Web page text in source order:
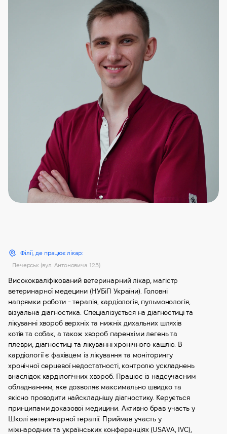
Філії, де працює лікар:
Печерськ (вул. Антоновича 125)
Висококваліфікований ветеринарний лікар, магістр
ветеринарної медецини (НУБіП України). Головні
напрямки роботи - терапія, кардіологія, пульмонологія,
візуальна діагностика. Спеціалізується на діагностиці та
лікуванні хвороб верхніх та нижніх дихальних шляхів
котів та собак, а також хвороб паренхіми легень та
плеври, діагностиці та лікуванні хронічного кашлю. В
кардіології є фахівцем із лікування та моніторингу
хронічної серцевої недостатності, контролю ускладнень
внаслідок карділогічних хвороб. Працює із надсучасним
обладнанням, яке дозволяє максимально швидко та
якісно проводити найскладнішу діагностику. Керується
принципами доказової медицини. Активно брав участь у
Школі ветеринарної терапії. Приймав участь у
міжнародних та українських конференціях (USAVA, IVC),